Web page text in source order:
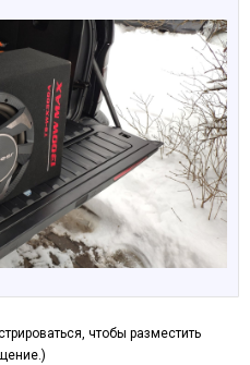
чтобы разместить